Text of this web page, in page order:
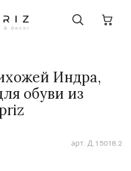
арт. Д.15018.2
Индра,
обуви из